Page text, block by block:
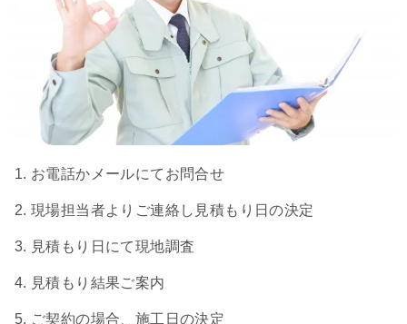
お電話かメールにてお問合せ
現場担当者よりご連絡し見積もり日の決定
見積もり日にて現地調査
見積もり結果ご案内
ご契約の場合、施工日の決定